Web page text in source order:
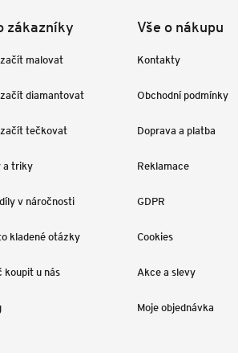
zákazníky
malovat
diamantovat
tečkovat
a triky
v náročnosti
kladené otázky
koupit u nás
Vše o nákupu
Kontakty
Obchodní podmínky
Doprava a platba
Reklamace
GDPR
Cookies
Akce a slevy
Moje objednávka